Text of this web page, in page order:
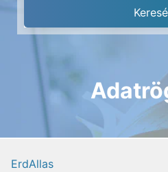
ErdAllas